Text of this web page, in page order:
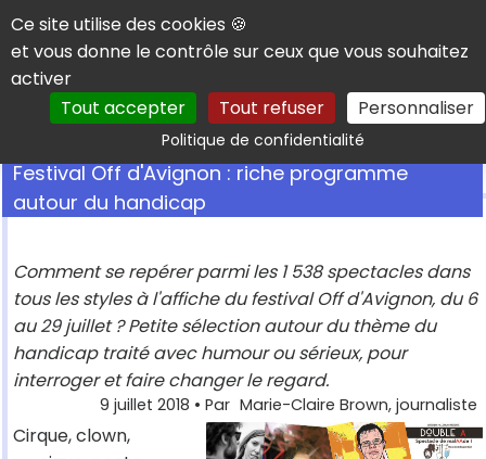
Panneau de gestion des cookies
Ce site utilise des cookies 🍪
et vous donne le contrôle sur ceux que vous souhaitez
activer
Tout accepter
Tout refuser Personnaliser
Politique de confidentialitéRechercher
Festival Off d'Avignon : riche programme
autour du handicap
Comment se repérer parmi les 1 538 spectacles dans
tous les styles à l'affiche du festival Off d'Avignon, du 6
au 29 juillet ? Petite sélection autour du thème du
handicap traité avec humour ou sérieux, pour
interroger et faire changer le regard.
9 juillet 2018 • Par Marie-Claire Brown, journaliste
Cirque, clown,